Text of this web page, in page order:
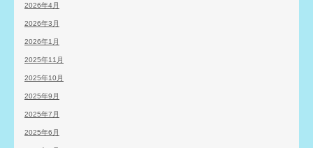
2026年4月
2026年3月
2026年1月
2025年11月
2025年10月
2025年9月
2025年7月
2025年6月